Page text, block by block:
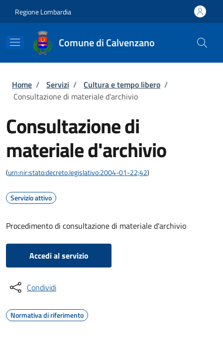
Regione Lombardia
Comune di Calvenzano
Briciole di pane
Home / Servizi / Cultura e tempo libero /
Consultazione di materiale d'archivio
Consultazione di
materiale d'archivio
(urn:nir:stato:decreto.legislativo:2004-01-22;42)
Servizio attivo
Procedimento di consultazione di materiale d'archivio
Accedi al servizio
Condividi
Normativa di riferimento